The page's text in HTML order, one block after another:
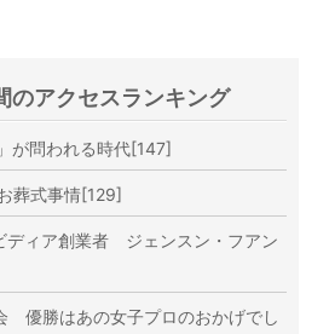
のアクセスランキング
問われる時代[147]
葬式事情[129]
ィア創業者 ジェンスン・フアン
勝はあの女子プロのおかげでし